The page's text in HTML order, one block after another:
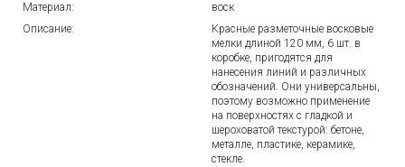
Материал:
воск
Описание:
Красные разметочные восковые
мелки длиной 120 мм, 6 шт. в
коробке, пригодятся для
нанесения линий и различных
обозначений. Они универсальны,
поэтому возможно применение
на поверхностях с гладкой и
шероховатой текстурой: бетоне,
металле, пластике, керамике,
стекле.